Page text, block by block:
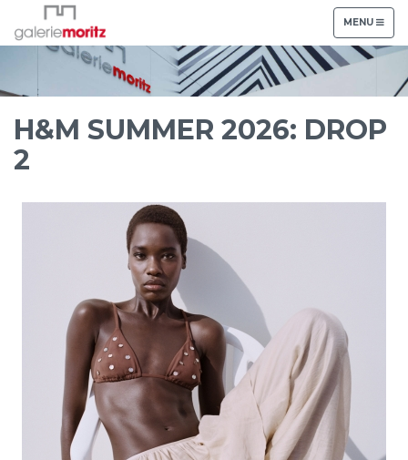
TOGGLE
NAVIGATION
MENU
H&M SUMMER 2026: DROP
2